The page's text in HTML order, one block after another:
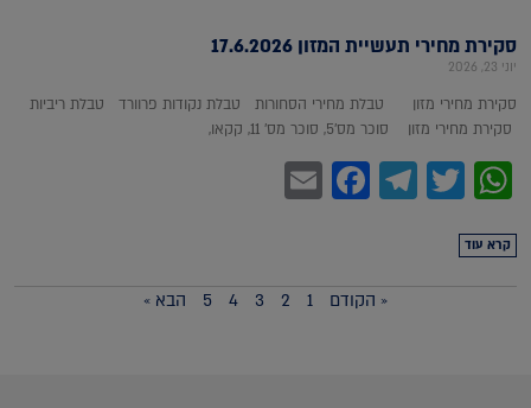
סקירת מחירי תעשיית המזון 17.6.2026
יוני 23, 2026
סקירת מחירי מזון טבלת מחירי הסחורות טבלת נקודות פרוורד טבלת ריביות
סקירת מחירי מזון סוכר מס'5, סוכר מס' 11, קקאו,
WhatsApp
Twitter
Telegram
Facebook
קרא עוד
« הקודם 1
2
3
4
5 הבא »